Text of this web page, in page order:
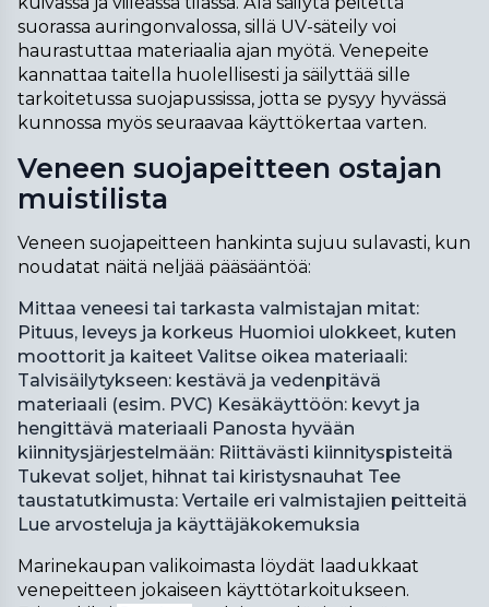
suorassa auringonvalossa, sillä UV-säteily voi
haurastuttaa materiaalia ajan myötä. Venepeite
kannattaa taitella huolellisesti ja säilyttää sille
tarkoitetussa suojapussissa, jotta se pysyy hyvässä
kunnossa myös seuraavaa käyttökertaa varten.
Veneen suojapeitteen ostajan
muistilista
Veneen suojapeitteen hankinta sujuu sulavasti, kun
noudatat näitä neljää pääsääntöä:
Mittaa veneesi tai tarkasta valmistajan mitat:
Pituus, leveys ja korkeus Huomioi ulokkeet, kuten
moottorit ja kaiteet Valitse oikea materiaali:
Talvisäilytykseen: kestävä ja vedenpitävä
materiaali (esim. PVC) Kesäkäyttöön: kevyt ja
hengittävä materiaali Panosta hyvään
kiinnitysjärjestelmään: Riittävästi kiinnityspisteitä
Tukevat soljet, hihnat tai kiristysnauhat Tee
taustatutkimusta: Vertaile eri valmistajien peitteitä
Lue arvosteluja ja käyttäjäkokemuksia
Marinekaupan valikoimasta löydät laadukkaat
venepeitteen jokaiseen käyttötarkoitukseen.